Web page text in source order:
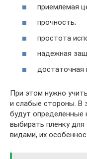
приемлемая
прочность;
простота
надежная
достаточная
При этом нужно
и слабые стороны. В
будут определенные
выбирать пленку
видами, их